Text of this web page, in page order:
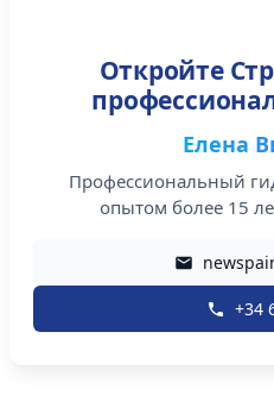
Откройте
Елена
Профессиональный
опытом более 15
+34